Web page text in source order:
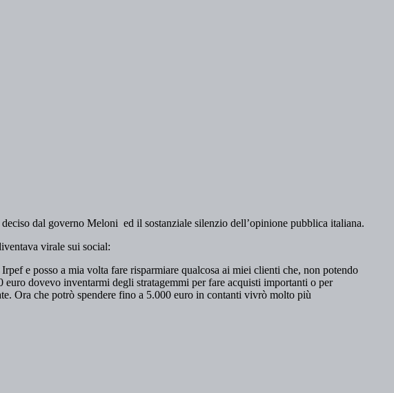
deciso dal governo Meloni ed il sostanziale silenzio dell’opinione pubblica italiana.
virale sui social:
e posso a mia volta fare risparmiare qualcosa ai miei clienti che, non potendo
dovevo inventarmi degli stratagemmi per fare acquisti importanti o per
Ora che potrò spendere fino a 5.000 euro in contanti vivrò molto più